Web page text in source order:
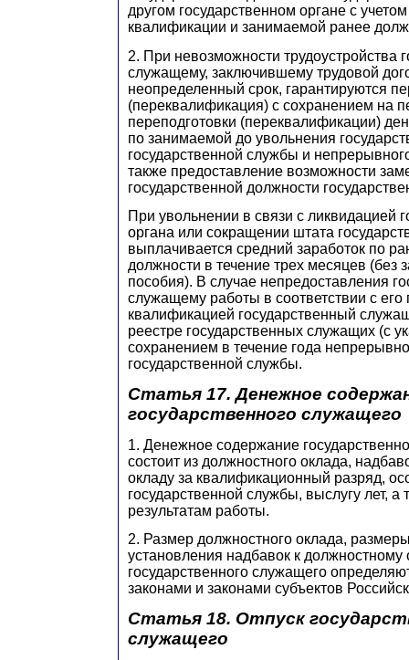
другом государственном органе с
квалификации и занимаемой ранее
2. При невозможности трудоустройства
служащему, заключившему трудовой
неопределенный срок, гарантируются
(переквалификация) с сохранением на
переподготовки (переквалификации)
по занимаемой до увольнения
государственной службы и
также предоставление возможности
государственной должности
При увольнении в связи с ликвидацией
органа или сокращении штата
выплачивается средний заработок по
должности в течение трех месяцев (без
пособия). В случае непредоставления
служащему работы в соответствии с
квалификацией государственный
реестре государственных служащих (с
сохранением в течение года
государственной службы.
Статья 17. Денежное
государственного служащего
1. Денежное содержание
состоит из должностного оклада,
окладу за квалификационный разряд,
государственной службы, выслугу лет, а
результатам работы.
2. Размер должностного оклада,
установления надбавок к должностному
государственного служащего
законами и законами субъектов
Статья 18. Отпуск
служащего